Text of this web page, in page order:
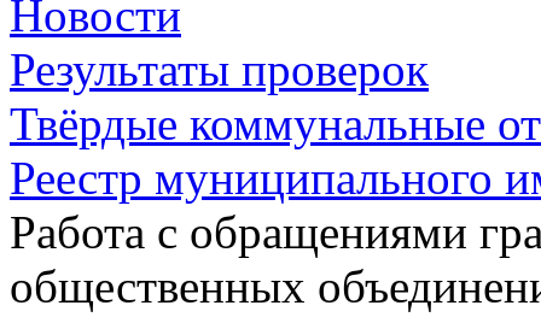
Новости
Результаты проверок
Твёрдые коммунальные
Реестр муниципального
Работа с обращениями
общественных